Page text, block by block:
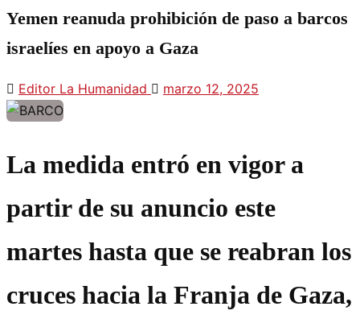
Yemen reanuda prohibición de paso a barcos
israelíes en apoyo a Gaza
Editor La Humanidad marzo 12, 2025
La medida entró en vigor a
partir de su anuncio este
martes hasta que se reabran los
cruces hacia la Franja de Gaza,